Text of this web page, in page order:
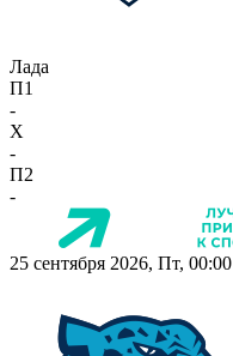
Лада
П1
-
X
-
П2
-
25 сентября 2026, Пт, 00:00